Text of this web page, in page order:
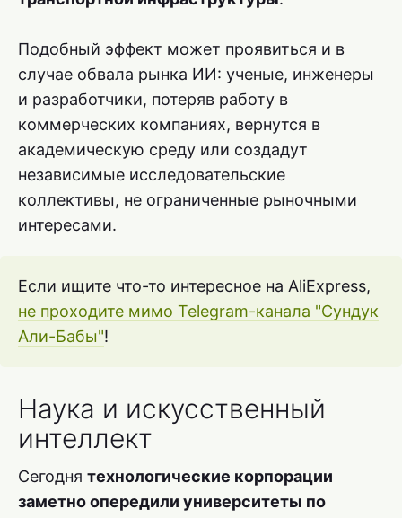
Подобный эффект может проявиться и в
случае обвала рынка ИИ: ученые, инженеры
и разработчики, потеряв работу в
коммерческих компаниях, вернутся в
академическую среду или создадут
независимые исследовательские
коллективы, не ограниченные рыночными
интересами.
Если ищите что-то интересное на AliExpress,
не проходите мимо Telegram-канала "Сундук
Али-Бабы"!
Наука и искусственный
интеллект
Сегодня технологические корпорации
заметно опередили университеты по